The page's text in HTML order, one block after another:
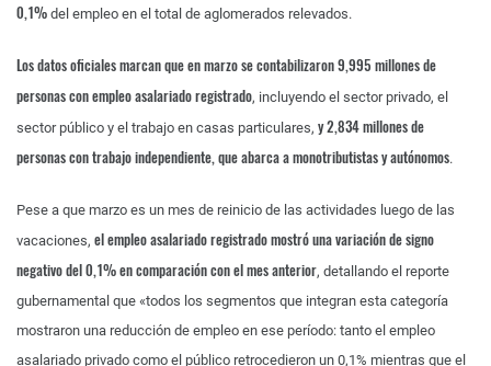
0,1% del empleo en el total de aglomerados relevados.
Los datos oficiales marcan que en marzo se contabilizaron 9,995 millones de
personas con empleo asalariado registrado, incluyendo el sector privado, el
sector público y el trabajo en casas particulares, y 2,834 millones de
personas con trabajo independiente, que abarca a monotributistas y autónomos.
Pese a que marzo es un mes de reinicio de las actividades luego de las
vacaciones, el empleo asalariado registrado mostró una variación de signo
negativo del 0,1% en comparación con el mes anterior, detallando el reporte
gubernamental que «todos los segmentos que integran esta categoría
mostraron una reducción de empleo en ese período: tanto el empleo
asalariado privado como el público retrocedieron un 0,1% mientras que el